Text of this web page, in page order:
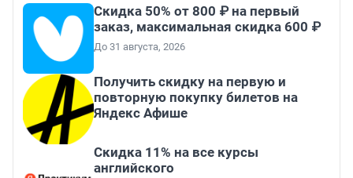
Скидка 50% от 800 ₽ на первый
заказ, максимальная скидка 600 ₽
До 31 августа, 2026
Получить скидку на первую и
повторную покупку билетов на
Яндекс Афише
Скидка 11% на все курсы
английского